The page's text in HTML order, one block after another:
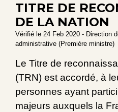
TITRE DE
DE LA NATION
Vérifié le 24 Feb 2020 - Direction
administrative (Première ministre)
Le Titre de
(TRN) est accordé, à
personnes ayant
majeurs auxquels la